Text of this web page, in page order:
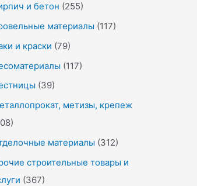
и бетон (255)
материалы (117)
и краски (79)
(117)
(39)
метизы, крепеж
материалы (312)
строительные товары и
(367)